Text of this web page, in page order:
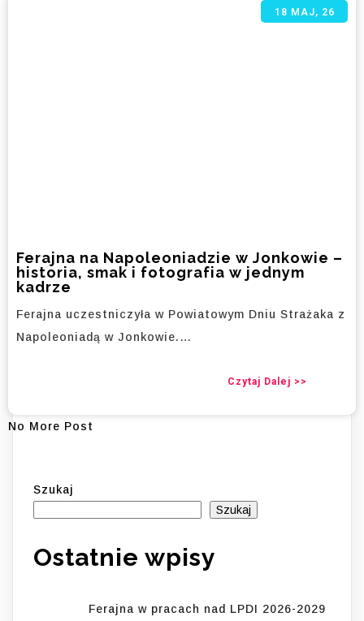
Ferajna na Napoleoniadzie w Jonkowie –
historia, smak i fotografia w jednym
kadrze
18 MAJ, 26
Ferajna uczestniczyła w Powiatowym Dniu Strażaka z
Napoleoniadą w Jonkowie.…
Czytaj Dalej >>
No More Post
Szukaj
Szukaj
Ostatnie wpisy
Ferajna w pracach nad LPDI 2026-2029